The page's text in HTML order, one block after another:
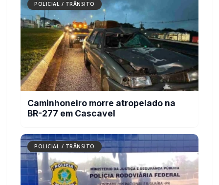
POLICIAL / TRÂNSITO
Caminhoneiro morre atropelado na
BR-277 em Cascavel
POLICIAL / TRÂNSITO